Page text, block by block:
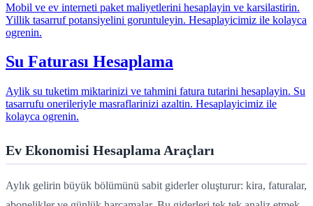
Mobil ve ev interneti paket maliyetlerini hesaplayin ve karsilastirin.
Yillik tasarruf potansiyelini goruntuleyin. Hesaplayicimiz ile kolayca
ogrenin.
Su Faturası Hesaplama
Aylik su tuketim miktarinizi ve tahmini fatura tutarini hesaplayin. Su
tasarrufu onerileriyle masraflarinizi azaltin. Hesaplayicimiz ile
kolayca ogrenin.
Ev Ekonomisi Hesaplama Araçları
Aylık gelirin büyük bölümünü sabit giderler oluşturur: kira, faturalar,